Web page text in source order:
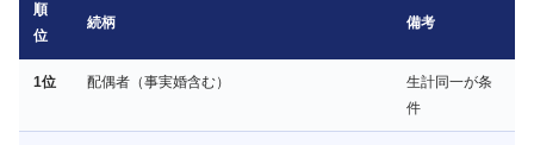
順
位
続柄 備考
1位 配偶者（事実婚含む）
生計同一が条
件